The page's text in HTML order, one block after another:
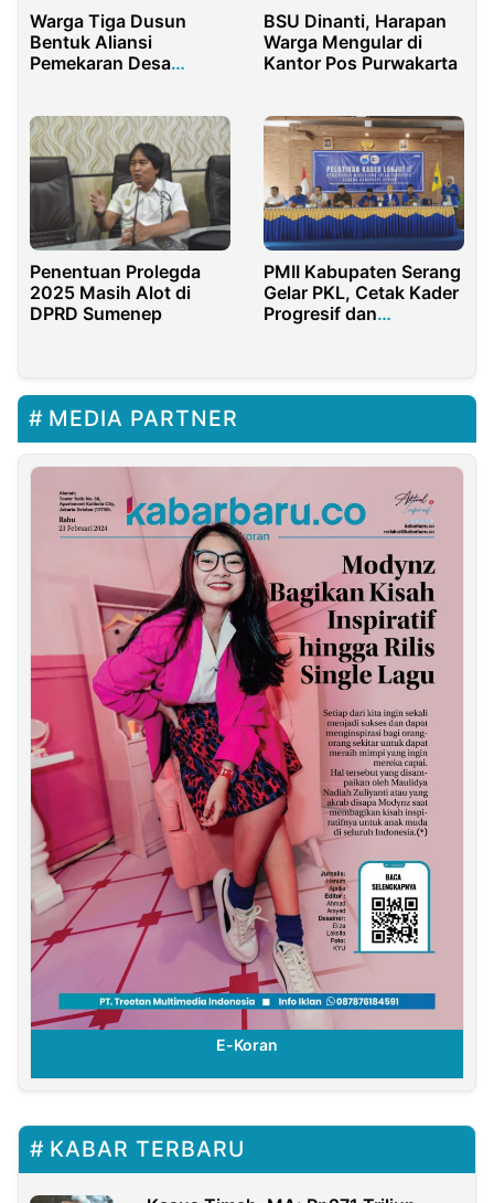
Warga Tiga Dusun
Bentuk Aliansi
Pemekaran Desa
BSU Dinanti, Harapan
Warga Mengular di
Kantor Pos Purwakarta
Penentuan Prolegda
2025 Masih Alot di
DPRD Sumenep
PMII Kabupaten Serang
Gelar PKL, Cetak Kader
Progresif dan
MEDIA PARTNER
E-Koran
KABAR TERBARU